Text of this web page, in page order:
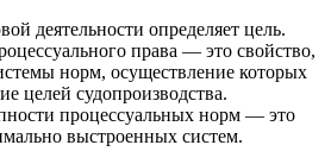
деятельности определяет цель.
права — это свойство,
норм, осуществление которых
целей судопроизводства.
процессуальных норм — это
выстроенных систем.